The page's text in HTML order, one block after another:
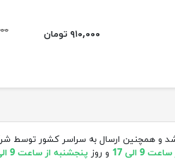
۹۱۰,۰۰۰ تومان
و همچنین ارسال به سراسر کشور توسط
9 الی 17 و روز پنجشنبه از ساعت 9 الی 12:30